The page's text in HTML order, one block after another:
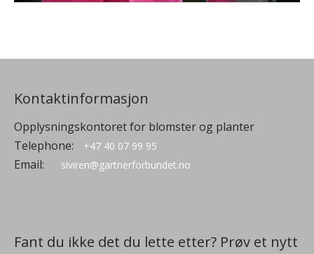
Kontaktinformasjon
Opplysningskontoret for blomster og planter
Telephone:
+47 40 07 99 95
Email: siviren@gartnerforbundet.no
Fant du ikke det du lette etter? Prøv et nytt